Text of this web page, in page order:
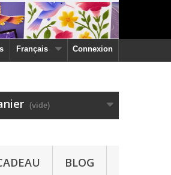
Connexion
Français
(vide)
BLOG